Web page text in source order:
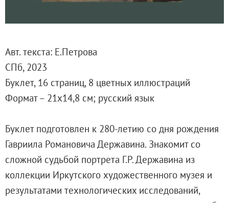
Посетителям
Адреса и часы работы
О билетах, льготах и услугах
Правила покупки и возврата билетов
Правила посещения музея
Экскурсии
Лекции и абонементы
Лекторий
Лекции
Абонементы
Авт. текста: Е.Петрова
СПб, 2023
Буклет, 16 страниц, 8 цветных иллюстраций
Формат – 21х14,8 см; русский язык
Буклет подготовлен к 280-летию со дня рождения
Гавриила Романовича Державина. Знакомит со
сложной судьбой портрета Г.Р. Державина из
коллекции Иркутского художественного музея и
результатами технологических исследований,